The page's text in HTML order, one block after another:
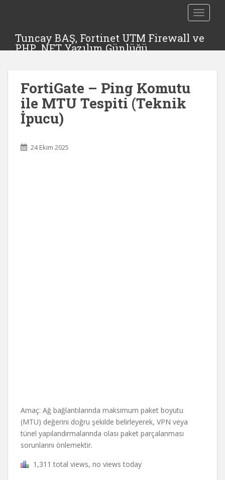
Tuncay BAŞ, Fortinet UTM Firewall ve
PHP, .NET Yazılım Günlüğü
FortiGate – Ping Komutu
ile MTU Tespiti (Teknik
İpucu)
24 Ekim 2025
Amaç: Ağ bağlantılarında maksimum paket boyutu
(MTU) değerini doğru şekilde belirleyerek, VPN veya
tünel yapılandırmalarında olası paket parçalanması
sorunlarını önlemektir.
1,311 total views, no views today